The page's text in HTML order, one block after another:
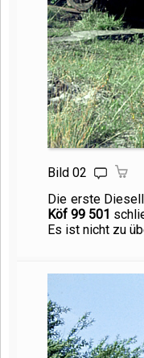
Bild 02
Die erste
Köf 99 501
Es ist nicht zu